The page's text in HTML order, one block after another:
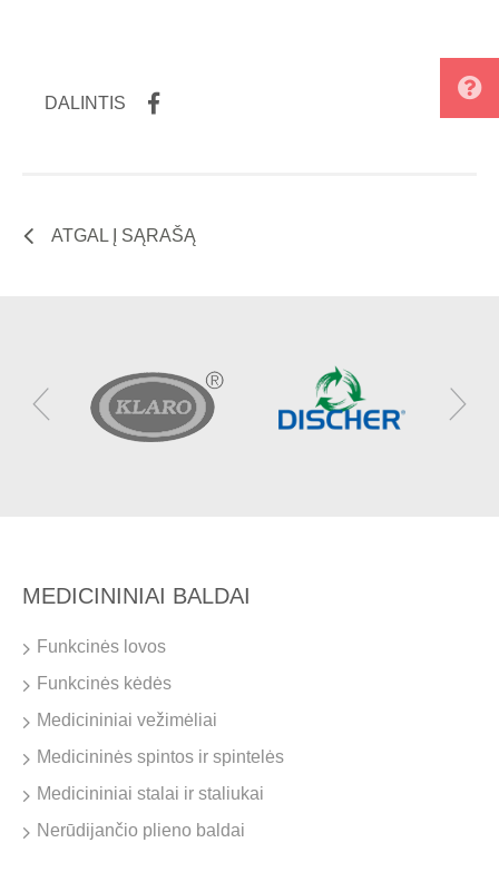
DALINTIS
ATGAL Į SĄRAŠĄ
MEDICININIAI BALDAI
Funkcinės lovos
Funkcinės kėdės
Medicininiai vežimėliai
Medicininės spintos ir spintelės
Medicininiai stalai ir staliukai
Nerūdijančio plieno baldai